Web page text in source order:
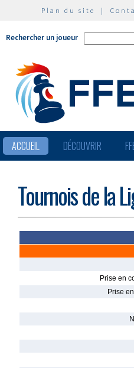
Plan du site |
Rechercher un joueur
ACCUEIL DÉCOUVRIR
Tournois de la
Prise en
Prise